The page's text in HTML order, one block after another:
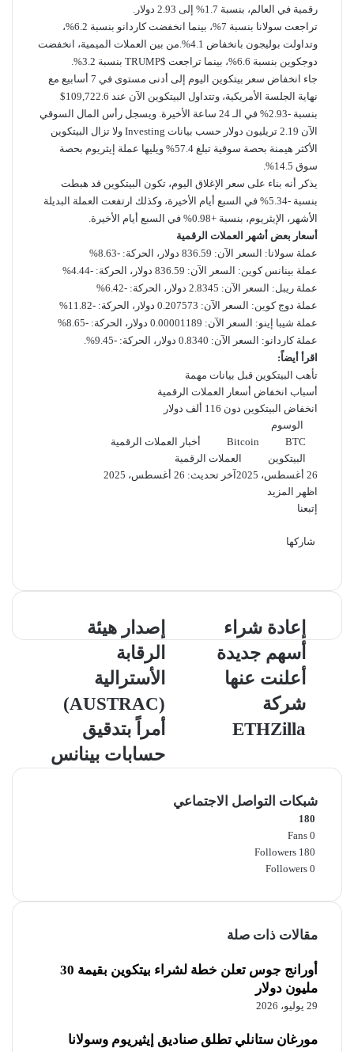
رقمية في العالم، بنسبة 1.7% إلى 2.93 دولار.
تراجعت سولانا بنسبة 7%، بينما انخفضت كاردانو بنسبة 6.2%،
وتداولت بوليجون بانخفاض 4.1%.من بين العملات الميمية، انخفضت
دوجكوين بنسبة 6.6%، بينما تراجعت $TRUMP بنسبة 3.2%.
جاء انخفاض سعر بيتكوين اليوم إلى أدنى مستوى في 7 أسابيع مع
نهاية الجلسة الأمريكية، وتتداول البيتكوين الآن عند 109,722.6$
بنسبة -2.93% في الـ 24 ساعة الأخيرة. ويسجل رأس المال السوقي
الآن 2.19 تريليون دولار حسب بيانات Investing ولا تزال البيتكوين
الأكثر هيمنة بحصة سوقية تبلغ 57.4% ويليها عملة إيثريوم بحصة
سوق 14.5%.
يذكر أنه بناء على سعر الإغلاق اليوم، تكون البيتكوين قد هبطت
بنسبة -5.34% في السبع أيام الأخيرة، وكذلك ارتفعت العملة البديلة
الأشهر، الإيثريوم، بنسبة +0.98% في السبع أيام الأخيرة.
أسعار بعض أشهر العملات الرقمية
عملة سولانا: السعر الآن: 836.59 دولار، الحركة: -8.63%
عملة بينانس كوين: السعر الآن: 836.59 دولار، الحركة: -4.44%
عملة ريبل: السعر الآن: 2.8345 دولار، الحركة: -6.42%
عملة دوج كوين: السعر الآن: 0.207573 دولار، الحركة: -11.82%
عملة شيبا إينو: السعر الآن: 0.00001189 دولار، الحركة: -8.65%
عملة كاردانو: السعر الآن: 0.8340 دولار، الحركة: -9.45%.
اقرأ أيضاً:
تأهب البيتكوين قبل بيانات مهمة
أسباب انخفاض أسعار العملات الرقمية
انخفاض البيتكوين دون 116 ألف دولار
الوسوم
Bitcoin
BTC
أخبار العملات الرقمية
البيتكوين
العملات الرقمية
26 أغسطس، 2025
آخر تحديث: 26 أغسطس، 2025
اظهر المزيد
إتبعنا
شاركها
إصدار
هيئة
الرقابة
الأسترالية
أمراً
بتدقيق
حسابات
بينانس
إصدار هيئة
الرقابة
الأسترالية
(AUSTRAC)
أمراً بتدقيق
حسابات بينانس
إعادة
شراء
أسهم
جديدة
عنها
شركة
إعادة شراء
أسهم جديدة
أعلنت عنها
شركة
ETHZilla
شبكات التواصل الاجتماعي
180
0
Fans
180
Followers
0
Followers
مقالات ذات صلة
أورانج جوس تعلن خطة لشراء بيتكوين بقيمة 30
مليون دولار
29 يوليو، 2026
مورغان ستانلي تطلق صناديق إيثيريوم وسولانا